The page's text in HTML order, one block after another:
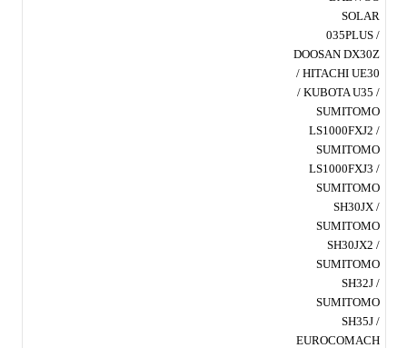
SOLAR
035PLUS /
DOOSAN DX30Z
/ HITACHI UE30
/ KUBOTA U35 /
SUMITOMO
LS1000FXJ2 /
SUMITOMO
LS1000FXJ3 /
SUMITOMO
SH30JX /
SUMITOMO
SH30JX2 /
SUMITOMO
SH32J /
SUMITOMO
SH35J /
EUROCOMACH